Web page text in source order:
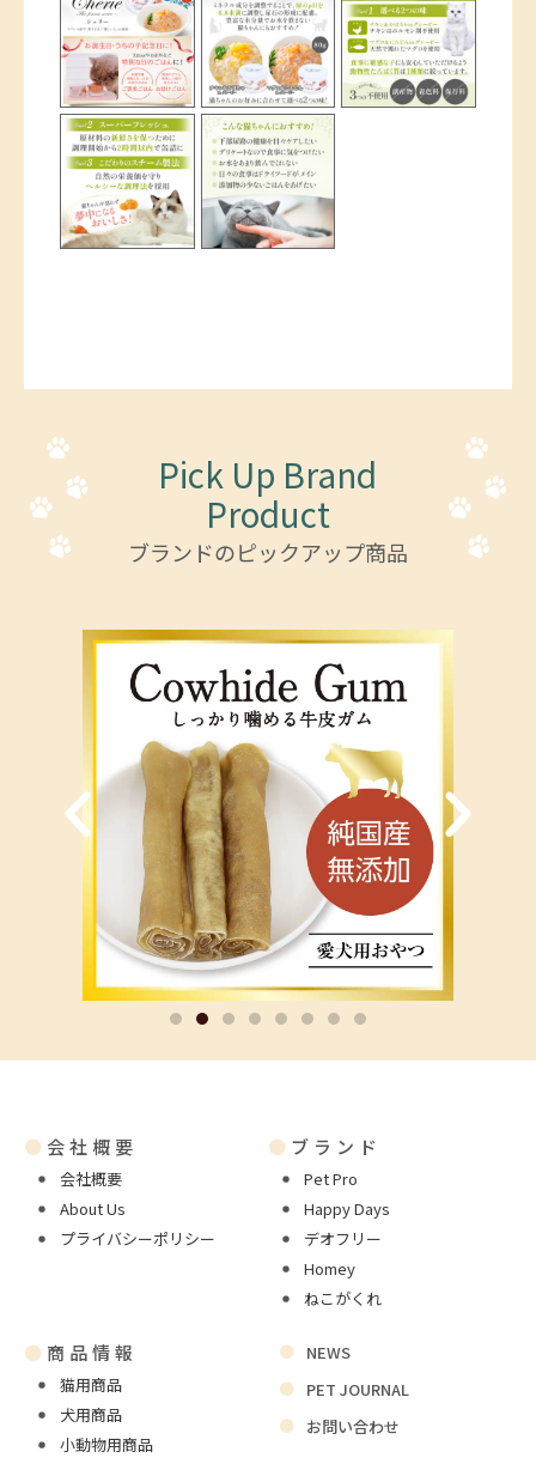
Pick Up Brand
Product
ブランドのピックアップ商品
● 会社概要
会社概要
About Us
プライバシーポリシー
● ブランド
Pet Pro
Happy Days
デオフリー
Homey
ねこがくれ
● 商品情報
猫用商品
犬用商品
小動物用商品
NEWS
PET JOURNAL
お問い合わせ